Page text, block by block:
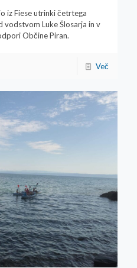
iz Fiese utrinki četrtega
Luke Šlosarja in v
Občine Piran.
Več